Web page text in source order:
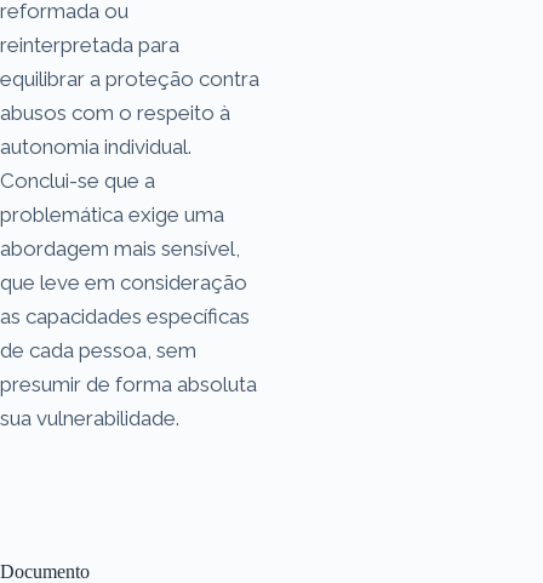
Documento
reformada ou
reinterpretada para
equilibrar a proteção contra
abusos com o respeito à
autonomia individual.
Conclui-se que a
problemática exige uma
abordagem mais sensível,
que leve em consideração
as capacidades específicas
de cada pessoa, sem
presumir de forma absoluta
sua vulnerabilidade.